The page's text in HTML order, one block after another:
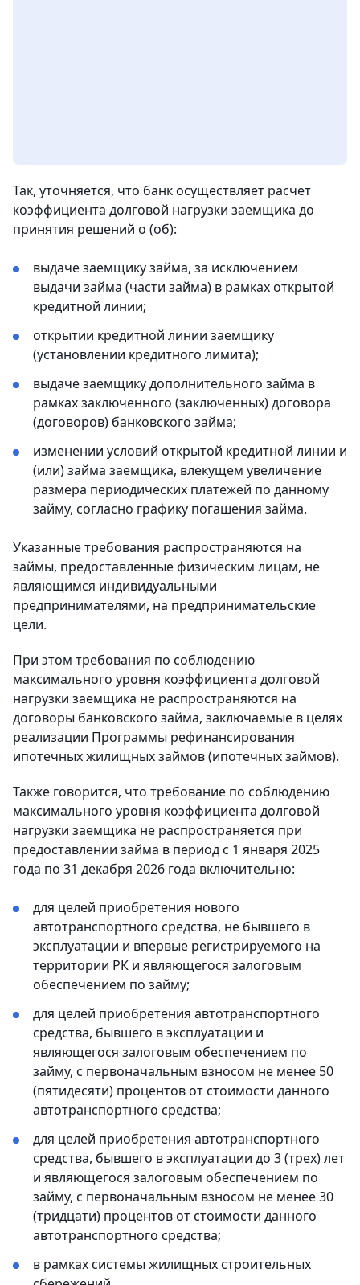
Так, уточняется, что банк осуществляет расчет
коэффициента долговой нагрузки заемщика до
принятия решений о (об):
выдаче заемщику займа, за исключением
выдачи займа (части займа) в рамках открытой
кредитной линии;
открытии кредитной линии заемщику
(установлении кредитного лимита);
выдаче заемщику дополнительного займа в
рамках заключенного (заключенных) договора
(договоров) банковского займа;
изменении условий открытой кредитной линии и
(или) займа заемщика, влекущем увеличение
размера периодических платежей по данному
займу, согласно графику погашения займа.
Указанные требования распространяются на
займы, предоставленные физическим лицам, не
являющимся индивидуальными
предпринимателями, на предпринимательские
цели.
При этом требования по соблюдению
максимального уровня коэффициента долговой
нагрузки заемщика не распространяются на
договоры банковского займа, заключаемые в целях
реализации Программы рефинансирования
ипотечных жилищных займов (ипотечных займов).
Также говорится, что требование по соблюдению
максимального уровня коэффициента долговой
нагрузки заемщика не распространяется при
предоставлении займа в период с 1 января 2025
года по 31 декабря 2026 года включительно:
для целей приобретения нового
автотранспортного средства, не бывшего в
эксплуатации и впервые регистрируемого на
территории РК и являющегося залоговым
обеспечением по займу;
для целей приобретения автотранспортного
средства, бывшего в эксплуатации и
являющегося залоговым обеспечением по
займу, с первоначальным взносом не менее 50
(пятидесяти) процентов от стоимости данного
автотранспортного средства;
для целей приобретения автотранспортного
средства, бывшего в эксплуатации до 3 (трех) лет
и являющегося залоговым обеспечением по
займу, с первоначальным взносом не менее 30
(тридцати) процентов от стоимости данного
автотранспортного средства;
в рамках системы жилищных строительных